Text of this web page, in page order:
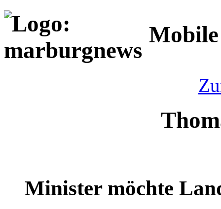
Minister möchte